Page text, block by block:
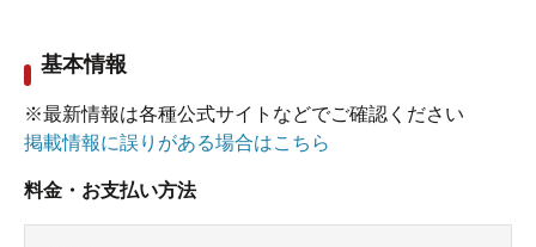
基本情報
※最新情報は各種公式サイトなどでご確認ください
掲載情報に誤りがある場合はこちら
料金・お支払い方法